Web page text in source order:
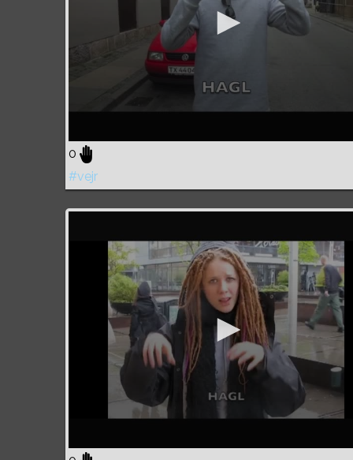
0
#vejr